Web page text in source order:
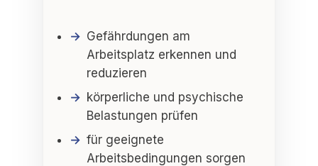
Gefährdungen am
Arbeitsplatz erkennen und
reduzieren
körperliche und psychische
Belastungen prüfen
für geeignete
Arbeitsbedingungen sorgen